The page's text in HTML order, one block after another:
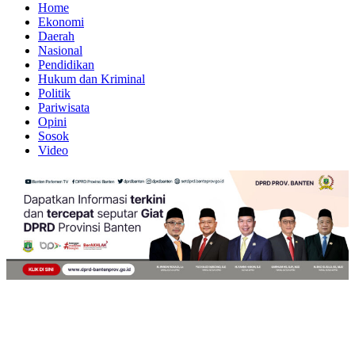
Home
Ekonomi
Daerah
Nasional
Pendidikan
Hukum dan Kriminal
Politik
Pariwisata
Opini
Sosok
Video